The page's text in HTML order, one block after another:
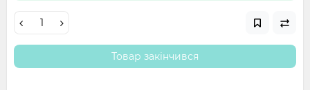
Товар закінчився